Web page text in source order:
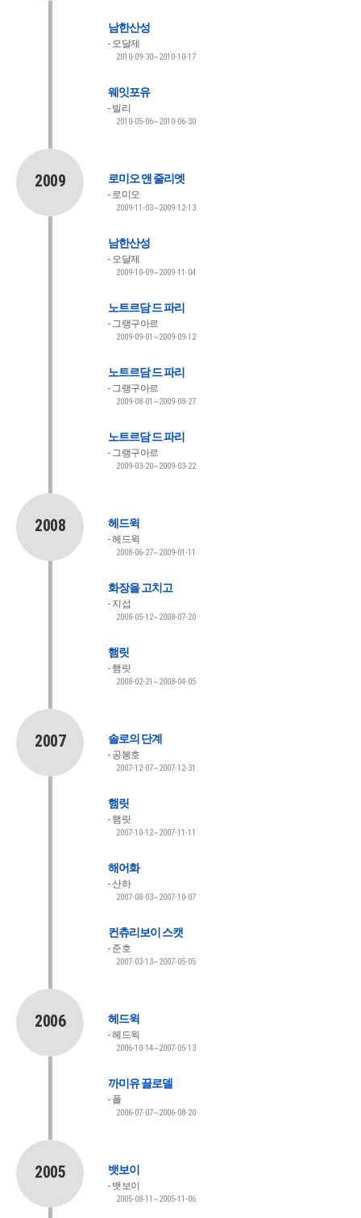
남한산성
오달제
2010-09-30~2010-10-17
웨잇포유
빌리
2010-05-06~2010-06-30
2009 로미오 앤 줄리엣
로미오
2009-11-03~2009-12-13
남한산성
오달제
2009-10-09~2009-11-04
노트르담 드 파리
그랭구아르
2009-09-01~2009-09-12
노트르담 드 파리
그랭구아르
2009-08-01~2009-08-27
노트르담 드 파리
그랭구아르
2009-03-20~2009-03-22
2008 헤드윅
헤드윅
2008-06-27~2009-01-11
화장을 고치고
지섭
2008-05-12~2008-07-20
햄릿
햄릿
2008-02-21~2008-04-05
2007 솔로의 단계
공봉호
2007-12-07~2007-12-31
햄릿
햄릿
2007-10-12~2007-11-11
해어화
산하
2007-08-03~2007-10-07
컨츄리보이 스캣
준호
2007-03-13~2007-05-05
2006 헤드윅
헤드윅
2006-10-14~2007-05-13
까미유 끌로델
폴
2006-07-07~2006-08-20
2005 뱃보이
뱃보이
2005-08-11~2005-11-06